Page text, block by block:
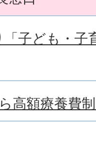
子ども・子
高額療養費